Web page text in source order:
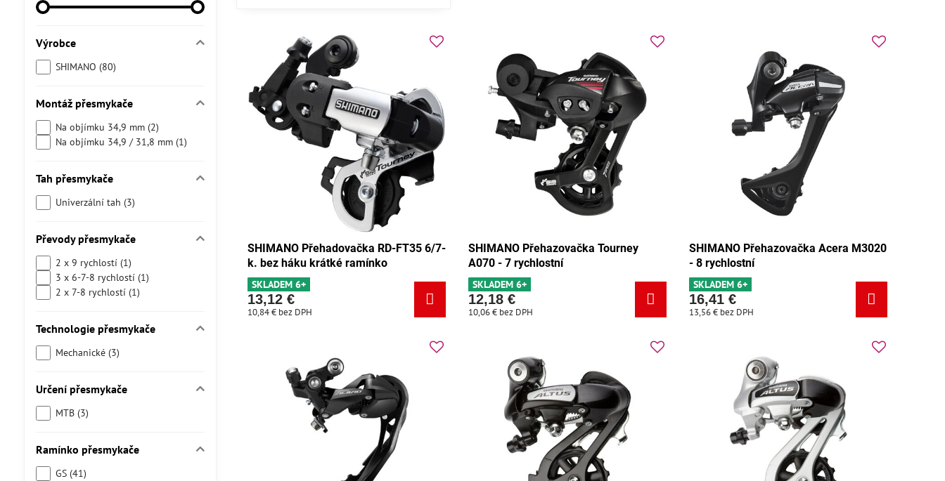
SHIMANO Přehadovačka RD-FT35 6/7-
k. bez háku krátké ramínko
SKLADEM 6+
13,12 €
10,84 € bez DPH
SHIMANO Přehazovačka Tourney
A070 - 7 rychlostní
SKLADEM 6+
12,18 €
10,06 € bez DPH
SHIMANO Přehazovačka Acera M3020
- 8 rychlostní
SKLADEM 6+
16,41 €
13,56 € bez DPH
Výrobce
SHIMANO (80)
Montáž přesmykače
Na objímku 34,9 mm (2)
Na objímku 34,9 / 31,8 mm (1)
Tah přesmykače
Univerzální tah (3)
Převody přesmykače
2 x 9 rychlostí (1)
3 x 6-7-8 rychlostí (1)
2 x 7-8 rychlostí (1)
Technologie přesmykače
Mechanické (3)
Určení přesmykače
MTB (3)
Ramínko přesmykače
GS (41)